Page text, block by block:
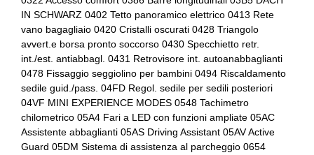
Kit riparazione pneumatici / tirefit
Pacchetto
Pacchetto sicurezza
Personalizzazioni linea e stile
Presa 12v aggiuntiva
Cerchi in lega da 17
Chiave di riserva
Climatizzatore automatico a due zone
Connessione ios - android
Cornering brake control
IN SCHWARZ 0402 Tetto panoramico elettrico 0413 Rete
vano bagagliaio 0420 Cristalli oscurati 0428 Triangolo
avvert.e borsa pronto soccorso 0430 Specchietto retr.
int./est. antiabbagl. 0431 Retrovisore int. autoanabbaglianti
0478 Fissaggio seggiolino per bambini 0494 Riscaldamento
sedile guid./pass. 04FD Regol. sedile per sedili posteriori
04VF MINI EXPERIENCE MODES 0548 Tachimetro
chilometrico 05A4 Fari a LED con funzioni ampliate 05AC
Assistente abbaglianti 05AS Driving Assistant 05AV Active
Guard 05DM Sistema di assistenza al parcheggio 0654